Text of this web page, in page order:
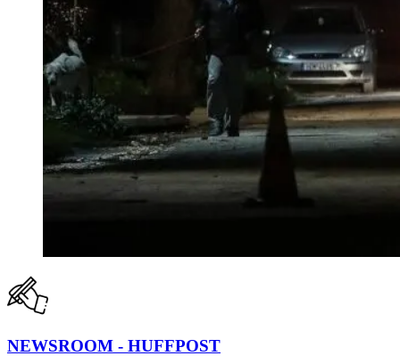
NEWSROOM - HUFFPOST